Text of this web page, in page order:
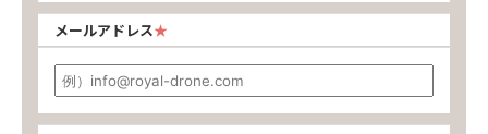
メールアドレス